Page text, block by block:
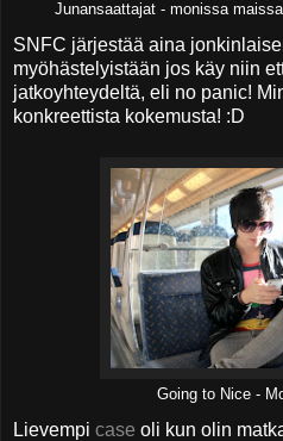
Junansaattajat - monissa
SNFC järjestää aina
myöhästelyistään jos käy niin
jatkoyhteydeltä, eli no panic!
konkreettista kokemusta! :D
Going to Nice -
Lievempi case oli kun olin